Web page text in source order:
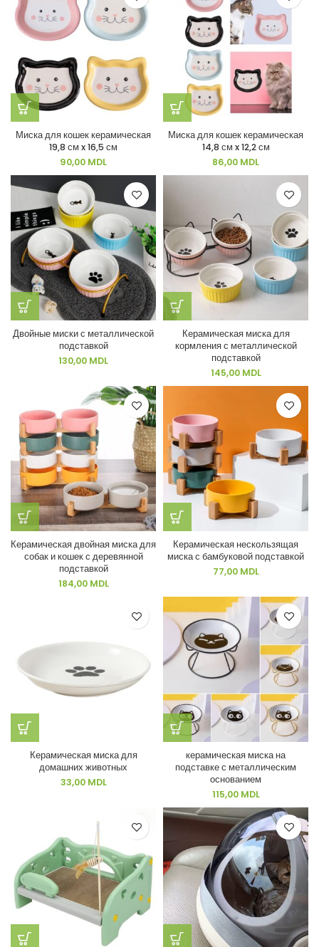
Миска для кошек керамическая
19,8 см x 16,5 см
90,00 MDL
Миска для кошек керамическая
14,8 см x 12,2 см
86,00 MDL
Двойные миски с металлической
подставкой
130,00 MDL
Керамическая миска для
кормления с металлической
подставкой
145,00 MDL
Керамическая двойная миска для
собак и кошек с деревянной
подставкой
184,00 MDL
Керамическая нескользящая
миска с бамбуковой подставкой
77,00 MDL
Керамическая миска для
домашних животных
33,00 MDL
керамическая миска на
подставке с металлическим
основанием
115,00 MDL